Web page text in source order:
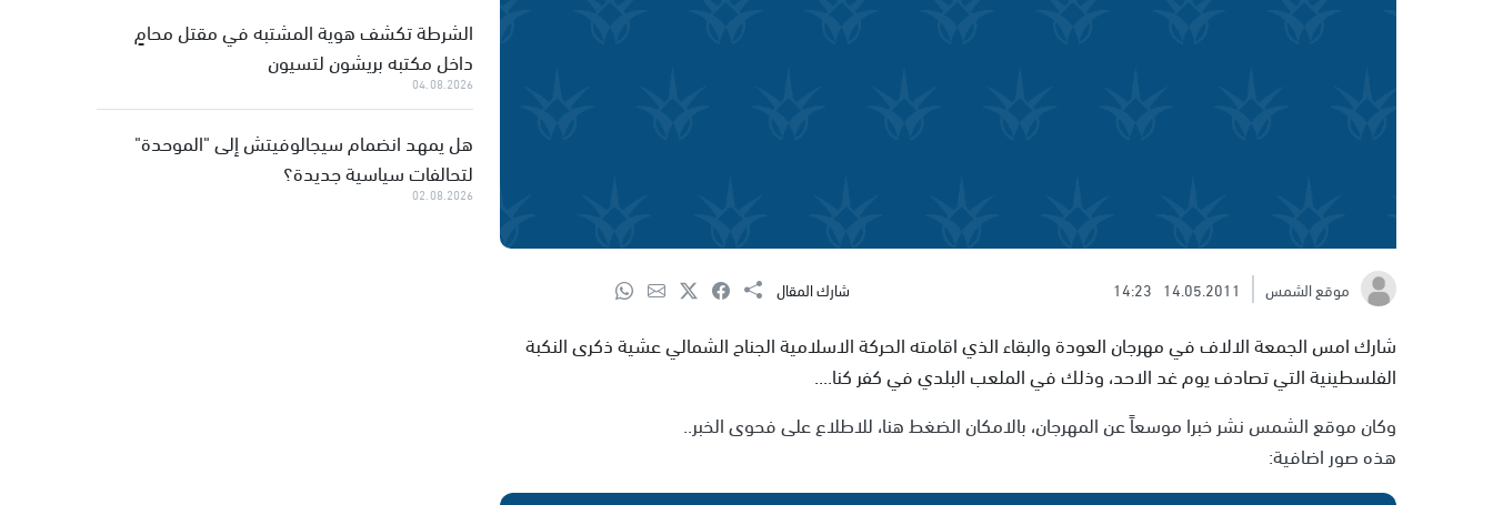
موقع الشمس 14.05.2011
14:23 شارك المقال
شارك امس الجمعة الالاف في مهرجان العودة والبقاء الذي اقامته الحركة الاسلامية الجناح الشمالي عشية ذكرى النكبة
الفلسطينية التي تصادف يوم غد الاحد، وذلك في الملعب البلدي في كفر كنا....
وكان موقع الشمس نشر خبرا موسعاً عن المهرجان، بالامكان الضغط هنا، للاطلاع على فحوى الخبر..
هذه صور اضافية:
الشرطة تكشف هوية المشتبه في مقتل محامٍ
داخل مكتبه بريشون لتسيون
04.08.2026
هل يمهد انضمام سيجالوفيتش إلى "الموحدة"
لتحالفات سياسية جديدة؟
02.08.2026